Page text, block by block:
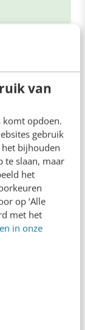
van
komt opdoen.
gebruik
bijhouden
te slaan, maar
het
op ‘Alle
met het
in onze